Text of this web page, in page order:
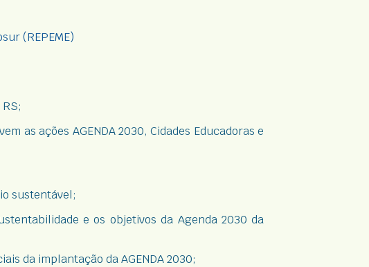
(REPEME)
as ações AGENDA 2030, Cidades Educadoras e
sustentável;
e os objetivos da Agenda 2030 da
da implantação da AGENDA 2030;